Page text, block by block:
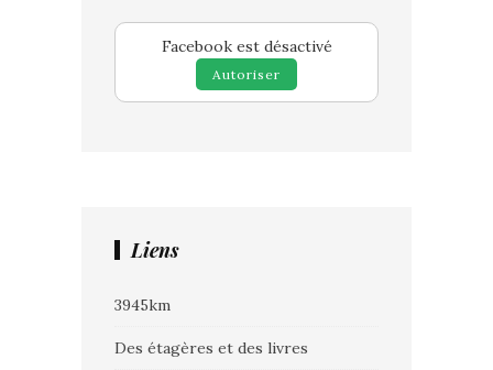
Facebook est désactivé
Autoriser
Liens
3945km
Des étagères et des livres